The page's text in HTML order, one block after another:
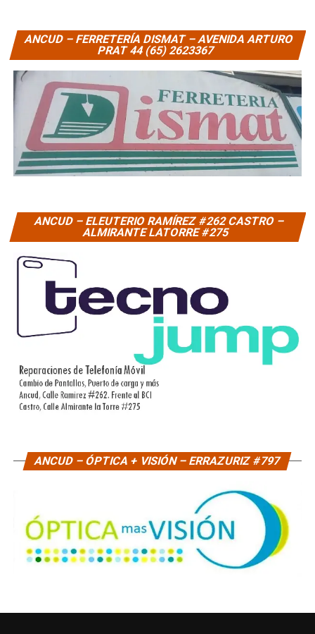
ANCUD – FERRETERÍA DISMAT – AVENIDA ARTURO
PRAT 44 (65) 2623367
ANCUD – ELEUTERIO RAMÍREZ #262 CASTRO –
ALMIRANTE LATORRE #275
ANCUD – ÓPTICA + VISIÓN – ERRAZURIZ #797